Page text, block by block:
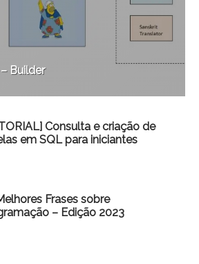
Builder
Consulta e criação de
em SQL para iniciantes
Frases sobre
– Edição 2023